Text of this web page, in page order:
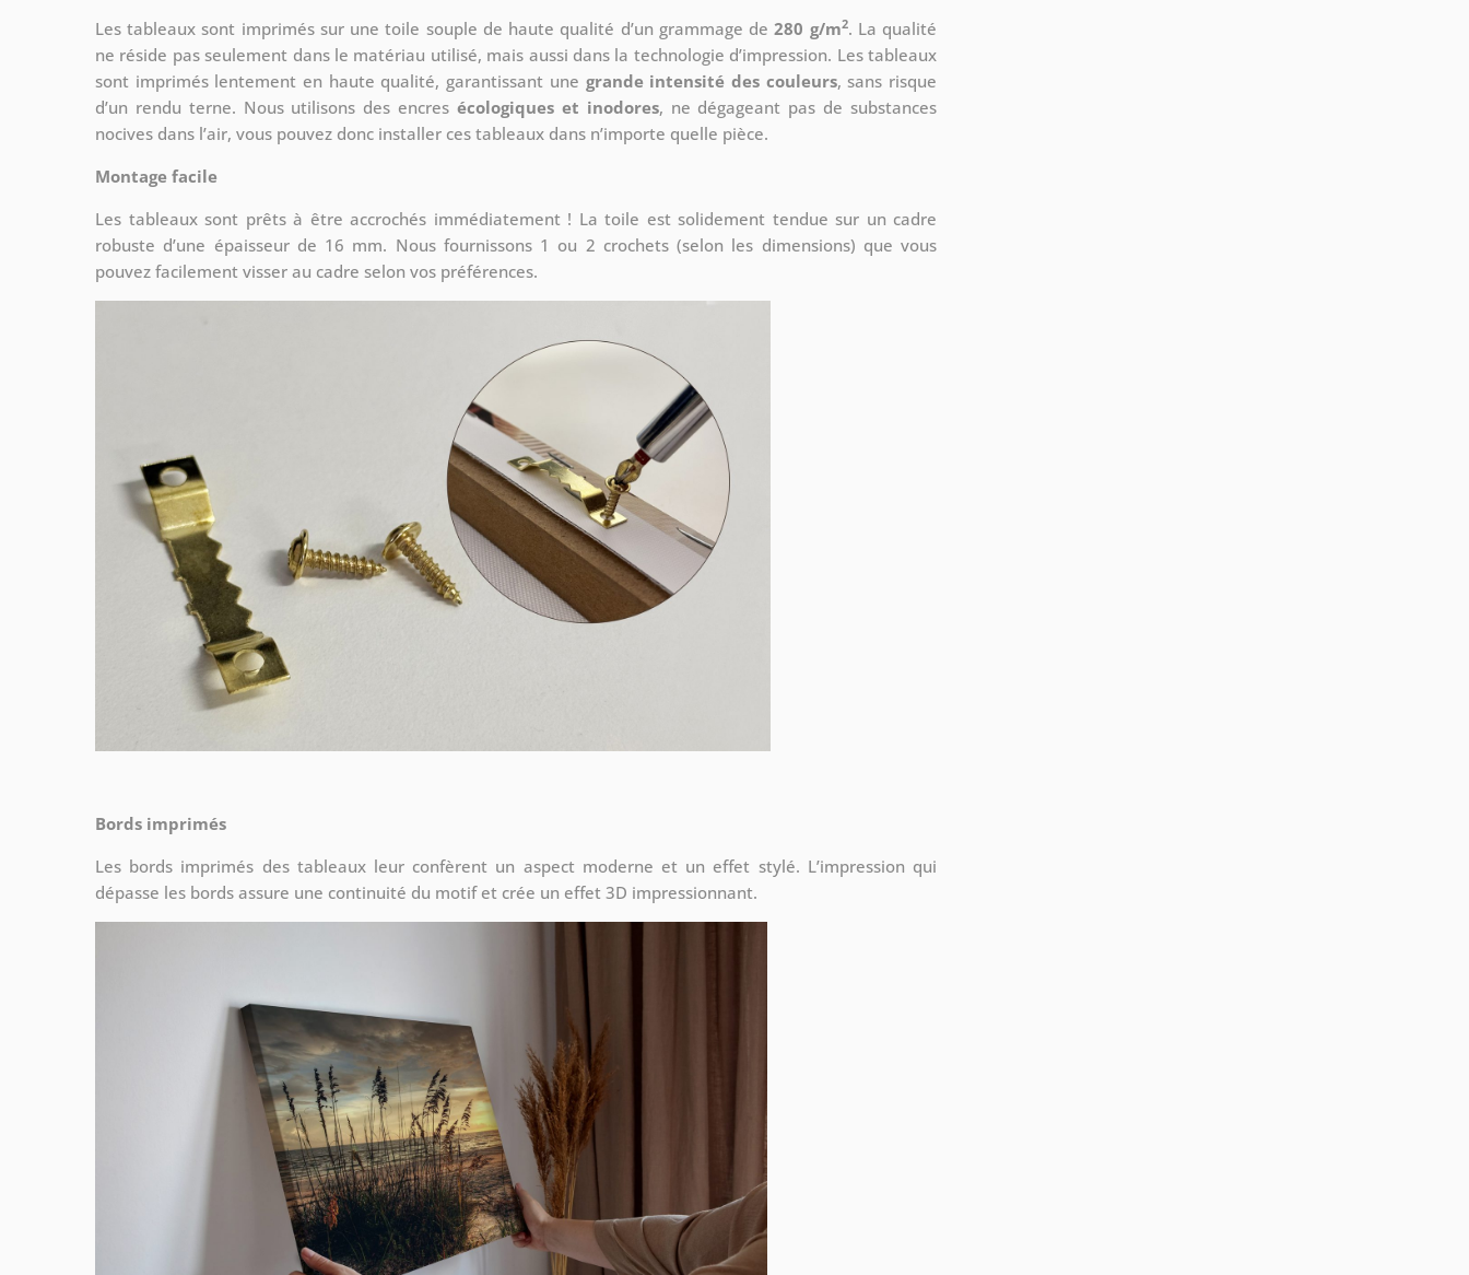
Les tableaux sont imprimés sur une toile souple de haute qualité d’un grammage de280 g/m2. La qualité
ne réside pas seulement dans le matériau utilisé, mais aussi dans la technologie d’impression. Les tableaux
sont imprimés lentement en haute qualité, garantissant une grande intensité des couleurs, sans risque
d’un rendu terne. Nous utilisons des encres écologiques et inodores, ne dégageant pas de substances
nocives dans l’air, vous pouvez donc installer ces tableaux dans n’importe quelle pièce.
Montage facile
Les tableaux sont prêts à être accrochés immédiatement ! La toile est solidement tendue sur un cadre
robuste d’une épaisseur de 16 mm. Nous fournissons 1 ou 2 crochets (selon les dimensions) que vous
pouvez facilement visser au cadre selon vos préférences.
Bords imprimés
Les bords imprimés des tableaux leur confèrent un aspect moderne et un effet stylé. L’impression qui
dépasse les bords assure une continuité du motif et crée un effet 3D impressionnant.